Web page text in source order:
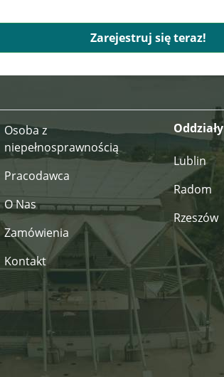
Zarejestruj się teraz!
Osoba z
niepełnosprawnością
Pracodawca
O Nas
Zamówienia
Kontakt
Oddziały
Lublin
Radom
Rzeszów